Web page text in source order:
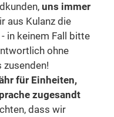
uns immer
aus Kulanz die
in keinem Fall bitte
ohne
für Einheiten,
zugesandt
dass wir